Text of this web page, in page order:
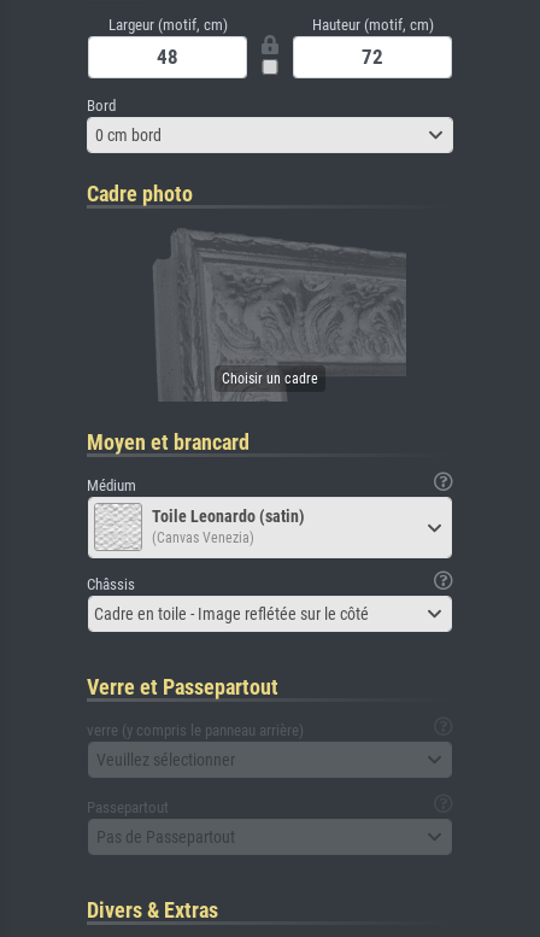
Largeur (motif, cm) Hauteur (motif, cm)
Bord
0 cm bord
Cadre photo
Moyen et brancard
Médium
Toile Leonardo (satin)
(Canvas Venezia)
Châssis
Cadre en toile - Image reflétée sur le côté
Verre et Passepartout
verre (y compris le panneau arrière)
Veuillez sélectionner
Passepartout
Pas de Passepartout
Divers & Extras